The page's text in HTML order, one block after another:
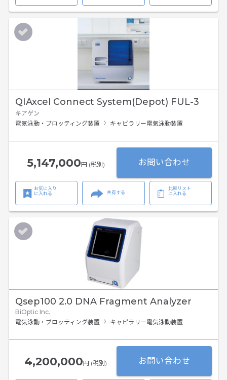
QIAxcel Connect System(Depot) FUL-3
キアゲン
電気泳動・ブロッティング装置
キャピラリー電気泳動装置
5,147,000円 (税別) お問い合わせ
お気に入り
に入れる
共有する
比較リスト
に入れる
Qsep100 2.0 DNA Fragment Analyzer
BiOptic Inc.
電気泳動・ブロッティング装置
キャピラリー電気泳動装置
4,200,000円 (税別) お問い合わせ